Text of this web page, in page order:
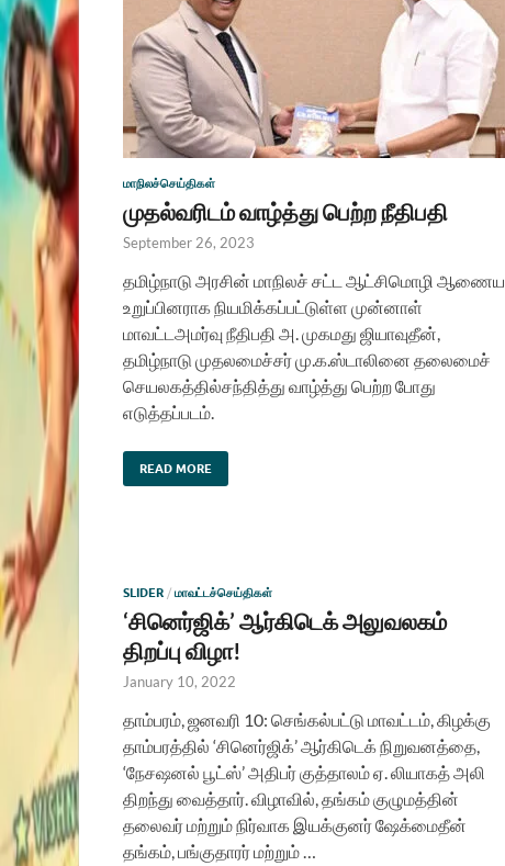
மாநிலச்செய்திகள்
முதல்வரிடம் வாழ்த்து பெற்ற நீதிபதி
September 26, 2023
தமிழ்நாடு அரசின் மாநிலச் சட்ட ஆட்சிமொழி ஆணைய
உறுப்பினராக நியமிக்கப்பட்டுள்ள முன்னாள்
மாவட்டஅமர்வு நீதிபதி அ. முகமது ஜியாவுதீன்,
தமிழ்நாடு முதலமைச்சர் மு.க.ஸ்டாலினை தலைமைச்
செயலகத்தில்சந்தித்து வாழ்த்து பெற்ற போது
எடுத்தப்படம்.
READ MORE
SLIDER / மாவட்டச்செய்திகள்
‘சினெர்ஜிக்’ ஆர்கிடெக் அலுவலகம்
திறப்பு விழா!
January 10, 2022
தாம்பரம், ஜனவரி 10: செங்கல்பட்டு மாவட்டம், கிழக்கு
தாம்பரத்தில் ‘சினெர்ஜிக்’ ஆர்கிடெக் நிறுவனத்தை,
‘நேசஷனல் பூட்ஸ்’ அதிபர் குத்தாலம் ஏ. லியாகத் அலி
திறந்து வைத்தார். விழாவில், தங்கம் குழுமத்தின்
தலைவர் மற்றும் நிர்வாக இயக்குனர் ஷேக்மைதீன்
தங்கம், பங்குதாரர் மற்றும் …